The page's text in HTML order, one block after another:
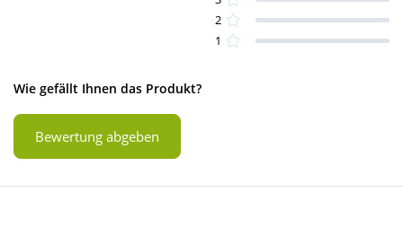
2
1
Wie gefällt Ihnen das Produkt?
Bewertung abgeben